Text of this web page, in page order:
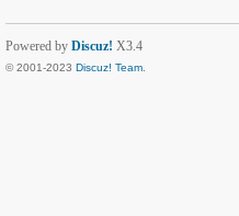
Powered by Discuz! X3.4
© 2001-2023 Discuz! Team